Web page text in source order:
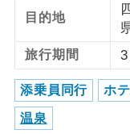
目的地
旅行期間
添乗員同行 ホ
温泉
航空会社指定
ホテル指定
おひとり様バ
ス2席利用